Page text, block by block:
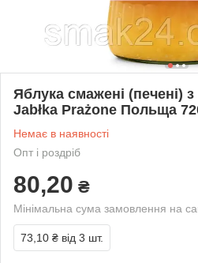
Яблука смажені (печені)
Jabłka Prażone Польща
Немає в наявності
Опт і роздріб
80,20 ₴
Мінімальна сума замовлення на
73,10 ₴ від 3 шт.